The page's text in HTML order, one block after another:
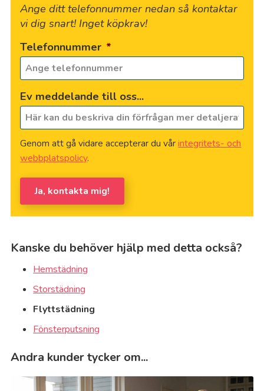
Ange ditt telefonnummer nedan så kontaktar
vi dig snart! Inget köpkrav!
Telefonnummer *
Ev meddelande till oss...
Genom att gå vidare accepterar du vårintegritets- och
webbplatspolicy.
Ja, kontakta mig!
Kanske du behöver hjälp med detta också?
Hemstädning
Storstädning
Flyttstädning
Fönsterputsning
Andra kunder tycker om...